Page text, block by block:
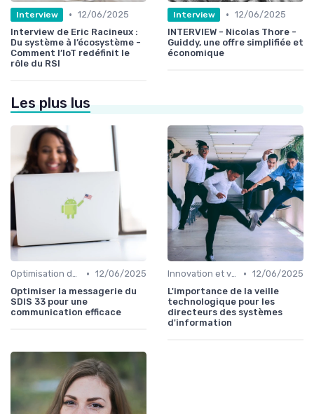
Interview • 12/06/2025
Interview de Eric Racineux :
Du système à l’écosystème -
Comment l’IoT redéfinit le
rôle du RSI
Interview • 12/06/2025
INTERVIEW - Nicolas Thore -
Guiddy, une offre simplifiée et
économique
Les plus lus
Optimisation des infrastructures IT • 12/06/2025
Optimiser la messagerie du
SDIS 33 pour une
communication efficace
Innovation et veille technologique • 12/06/2025
L'importance de la veille
technologique pour les
directeurs des systèmes
d'information